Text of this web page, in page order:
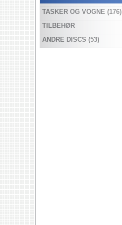
TASKER OG VOGNE (176)
TILBEHØR
ANDRE DISCS (53)